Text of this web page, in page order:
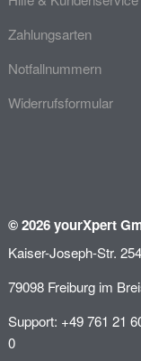
Zahlungsarten
Notfallnummern
Widerrufsformular
© 2026 yourXpert
Kaiser-Joseph-Str. 254
79098 Freiburg im
Support: +49 761 21
0